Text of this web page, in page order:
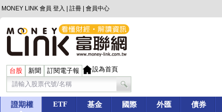
MONEY LINK 會員 登入 註冊 會員中心
台股 新聞 訂閱電子報 設為首頁
證期權 ETF 基金 國際 外匯 債券